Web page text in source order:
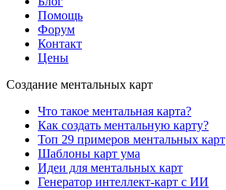
Помощь
Форум
Контакт
Цены
Создание ментальных карт
Что такое ментальная карта?
Как создать ментальную карту?
Топ 29 примеров ментальных карт
Шаблоны карт ума
Идеи для ментальных карт
Генератор интеллект-карт с ИИ